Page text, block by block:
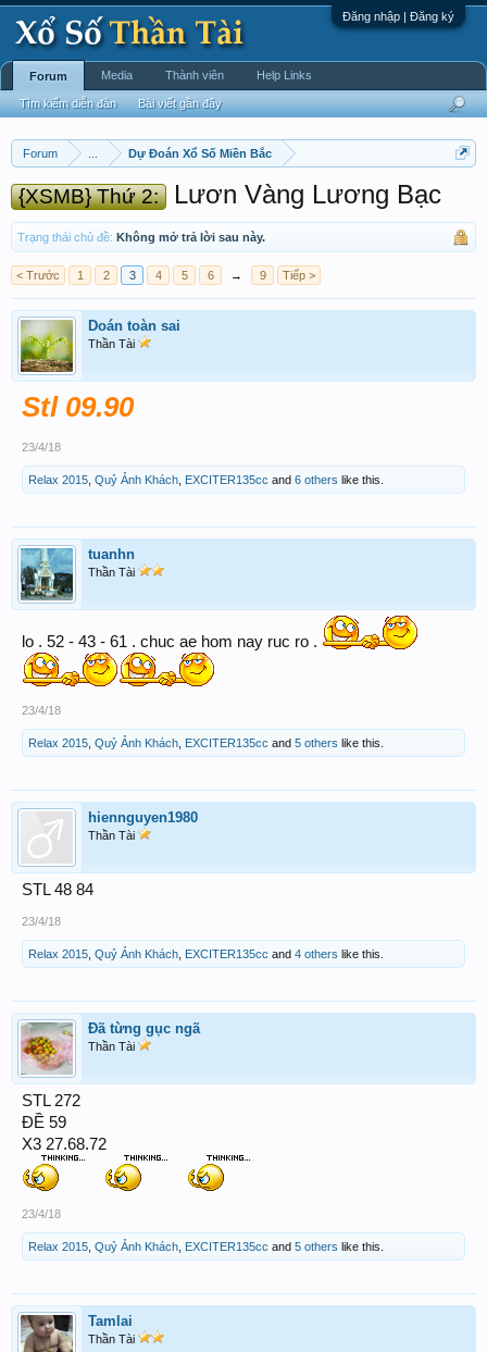
Đăng nhập | Đăng ký
Forum Dự Đoán Xổ Số Miền Bắc
{XSMB} Thứ 2: Lươn Vàng Lương Bạc
Trạng thái chủ đề: Không mở trả lời sau này.
< Trước 1 2 3 4 5 6 → 9 Tiếp >
Doán toàn sai
Thần Tài
Stl 09.90
23/4/18
Relax 2015 Quỷ Ảnh Khách EXCITER135cc and 6 others like this.
tuanhn
Thần Tài
lo . 52 - 43 - 61 . chuc ae hom nay ruc ro .
23/4/18
Relax 2015 Quỷ Ảnh Khách EXCITER135cc and 5 others like this.
hiennguyen1980
Thần Tài
STL 48 84
23/4/18
Relax 2015 Quỷ Ảnh Khách EXCITER135cc and 4 others like this.
Đã từng gục ngã
Thần Tài
STL 272
ĐỀ 59
X3 27.68.72
23/4/18
Relax 2015 Quỷ Ảnh Khách EXCITER135cc and 5 others like this.
Tamlai
Thần Tài
Forum
Tìm kiếm diễn đàn Bài viết gần đây
Media Thành viên Help Links